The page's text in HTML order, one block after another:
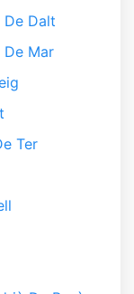
De Dalt
Mar
Ter